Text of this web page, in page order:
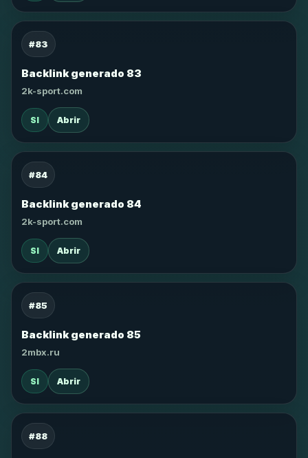
#83
Backlink generado 83
2k-sport.com
SI Abrir
#84
Backlink generado 84
2k-sport.com
SI Abrir
#85
Backlink generado 85
2mbx.ru
SI Abrir
#88